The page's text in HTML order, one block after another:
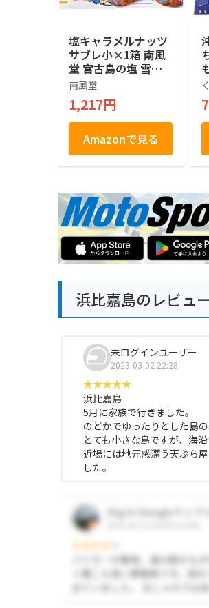
塩キャラメルナッツ
サブレ小×1箱 南風
堂 宮古島の塩 雪塩
使用 さくさく食感
お土産
南風堂
1,217円
Amazonで見る
浜比嘉島のレビュ
未ログインユーザー
2023-03-02 22:28
浜比嘉島
5月に家族で行きました。
のどかでゆったりとした島
とても小さな島ですが、海
近場には地元感漂う天ぷら
した。